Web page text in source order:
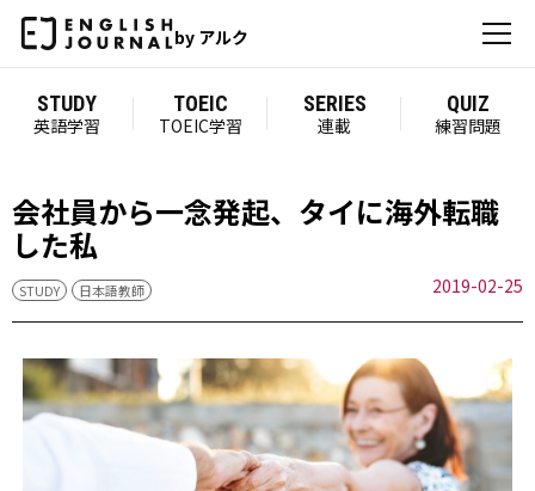
by アルク
STUDY
英語学習
TOEIC
TOEIC学習
SERIES
連載
QUIZ
練習問題
会社員から一念発起、タイに海外転職
した私
STUDY 日本語教師 2019-02-25